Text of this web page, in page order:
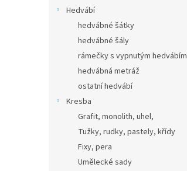
Hedvábí
hedvábné šátky
hedvábné šály
rámečky s vypnutým hedvábím
hedvábná metráž
ostatní hedvábí
Kresba
Grafit, monolith, uhel,
Tužky, rudky, pastely, křídy
Fixy, pera
Umělecké sady